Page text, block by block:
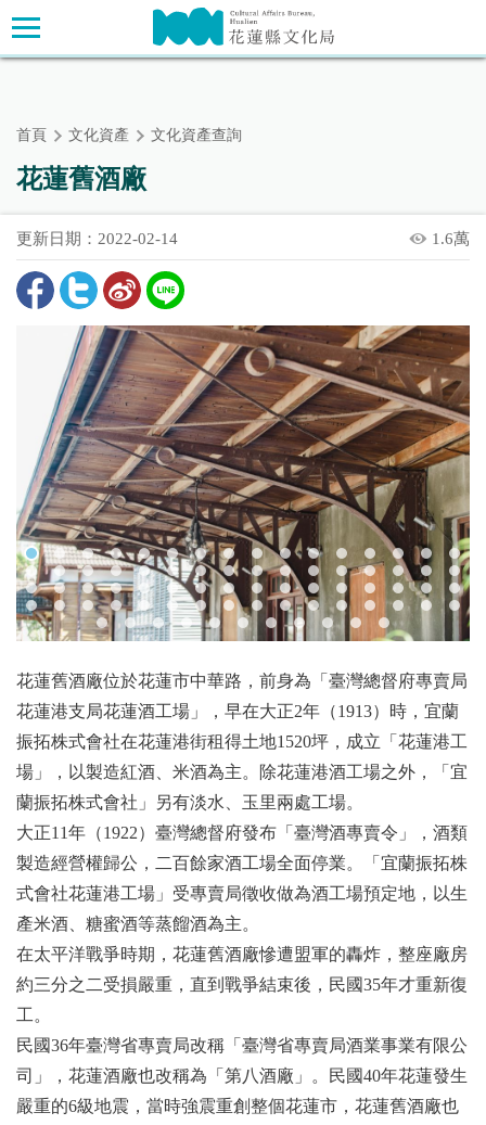
跳
到
主
主要內容區塊
首頁 文化資產 文化資產查詢
花蓮舊酒廠
更新日期：2022-02-14 1.6萬
花蓮舊酒廠位於花蓮市中華路，前身為「臺灣總督府專賣局
花蓮港支局花蓮酒工場」，早在大正2年（1913）時，宜蘭
振拓株式會社在花蓮港街租得土地1520坪，成立「花蓮港工
場」，以製造紅酒、米酒為主。除花蓮港酒工場之外，「宜
蘭振拓株式會社」另有淡水、玉里兩處工場。
大正11年（1922）臺灣總督府發布「臺灣酒專賣令」，酒類
製造經營權歸公，二百餘家酒工場全面停業。「宜蘭振拓株
式會社花蓮港工場」受專賣局徵收做為酒工場預定地，以生
產米酒、糖蜜酒等蒸餾酒為主。
在太平洋戰爭時期，花蓮舊酒廠慘遭盟軍的轟炸，整座廠房
約三分之二受損嚴重，直到戰爭結束後，民國35年才重新復
工。
民國36年臺灣省專賣局改稱「臺灣省專賣局酒業事業有限公
司」，花蓮酒廠也改稱為「第八酒廠」。民國40年花蓮發生
嚴重的6級地震，當時強震重創整個花蓮市，花蓮舊酒廠也